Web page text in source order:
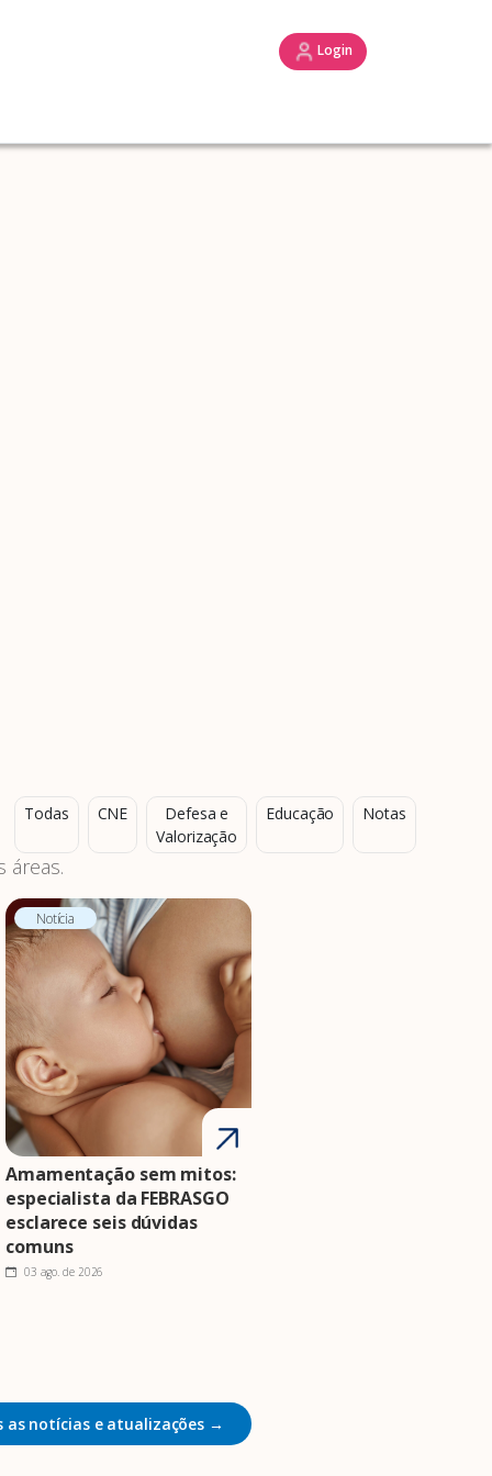
Login
Todas CNE
Defesa e
Valorização
Educação Notas
áreas.
Notícia
Amamentação sem mitos:
especialista da FEBRASGO
esclarece seis dúvidas
comuns
03 ago. de 2026
as notícias e atualizações →